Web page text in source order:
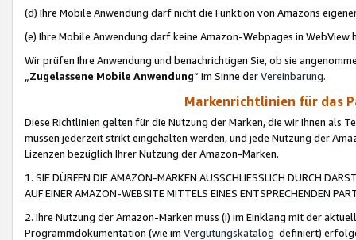
(d) Ihre Mobile Anwendung darf nicht die Funktion von Amazons
(e) Ihre Mobile Anwendung darf keine Amazon-Webpages in WebView
Wir prüfen Ihre Anwendung und benachrichtigen Sie, ob sie
„Zugelassene Mobile Anwendung“ im Sinne derVereinbarung.
Markenrichtlinien für das
Diese Richtlinien gelten für die Nutzung der Marken, die wir Ihnen als
müssen jederzeit strikt eingehalten werden, und jede Nutzung der
Lizenzen bezüglich Ihrer Nutzung der Amazon-Marken.
1. SIE DÜRFEN DIE AMAZON-MARKEN AUSSCHLIESSLICH DURCH
AUF EINER AMAZON-WEBSITE MITTELS EINES ENTSPRECHENDEN
2. Ihre Nutzung der Amazon-Marken muss (i) im Einklang mit der
Programmdokumentation (wie im Vergütungskatalog definiert)